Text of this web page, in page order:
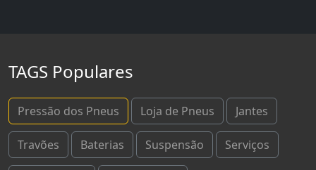
TAGS Populares
Pressão dos Pneus Loja de Pneus Jantes
Travões Baterias Suspensão Serviços